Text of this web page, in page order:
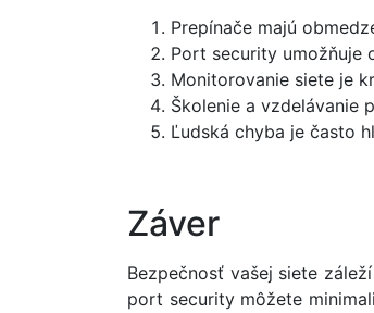
Prepínače majú
Port security umožňuje
Monitorovanie siete je
Školenie a vzdelávanie
Ľudská chyba je často
Záver
Bezpečnosť vašej siete
port security môžete